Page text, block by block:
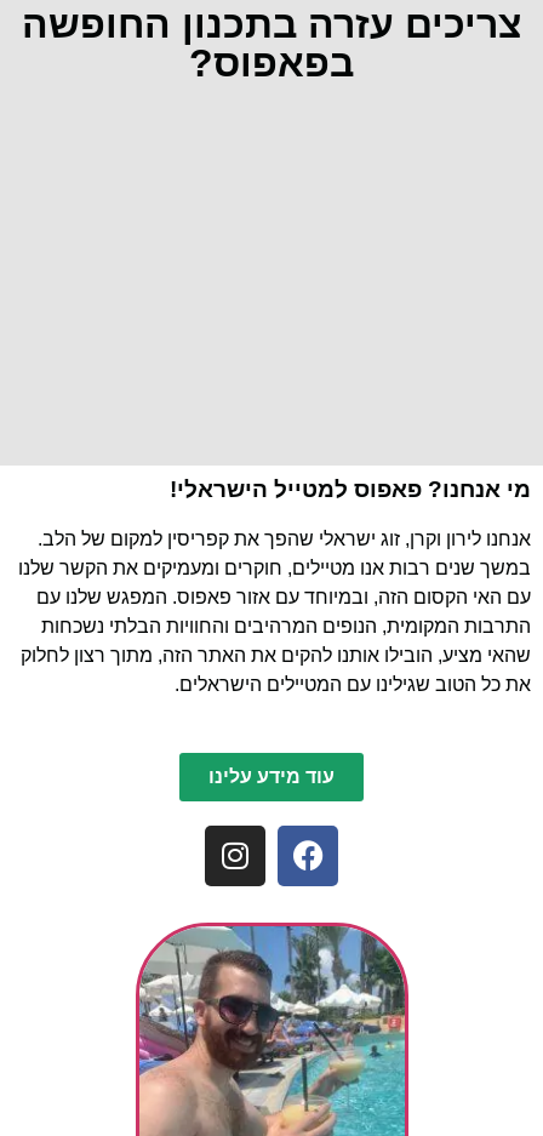
צריכים עזרה בתכנון החופשה
בפאפוס?
מי אנחנו? פאפוס למטייל הישראלי!
אנחנו לירון וקרן, זוג ישראלי שהפך את קפריסין למקום של הלב.
במשך שנים רבות אנו מטיילים, חוקרים ומעמיקים את הקשר שלנו
עם האי הקסום הזה, ובמיוחד עם אזור פאפוס. המפגש שלנו עם
התרבות המקומית, הנופים המרהיבים והחוויות הבלתי נשכחות
שהאי מציע, הובילו אותנו להקים את האתר הזה, מתוך רצון לחלוק
את כל הטוב שגילינו עם המטיילים הישראלים.
עוד מידע עלינו